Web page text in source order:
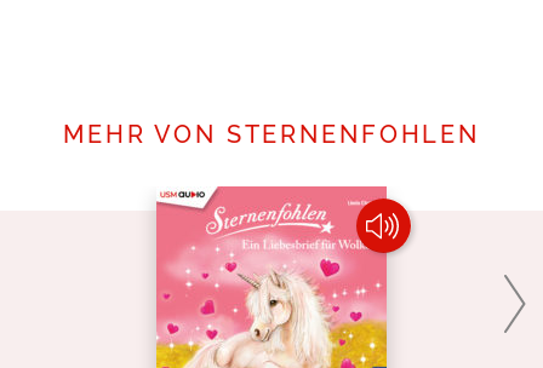
MEHR VON STERNENFOHLEN